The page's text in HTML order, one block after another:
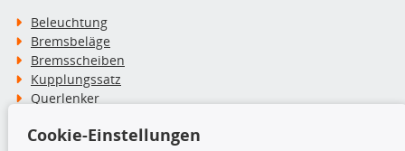
Beleuchtung
Bremsbeläge
Bremsscheiben
Kupplungssatz
Querlenker
Stoßdämpfer
Cookie-Einstellungen